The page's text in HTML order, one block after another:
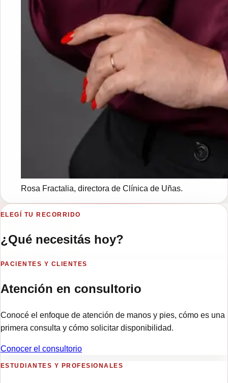
Rosa Fractalia, directora de Clínica de Uñas.
ELEGÍ TU RECORRIDO
¿Qué necesitás hoy?
PACIENTES Y CLIENTES
Atención en consultorio
Conocé el enfoque de atención de manos y pies, cómo es una
primera consulta y cómo solicitar disponibilidad.
Conocer el consultorio
ESTUDIANTES Y PROFESIONALES